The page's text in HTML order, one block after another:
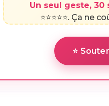
Un seul geste, 30
⭐⭐⭐⭐⭐. Ça
⭐